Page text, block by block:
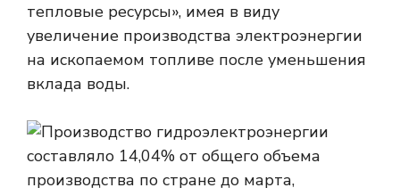
тепловые ресурсы», имея в виду
увеличение производства электроэнергии
на ископаемом топливе после уменьшения
вклада воды.